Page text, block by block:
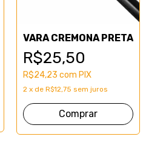
VARA CREMONA PRETA
R$25,50
R$24,23 com PIX
2 x de R$12,75 sem juros
Comprar